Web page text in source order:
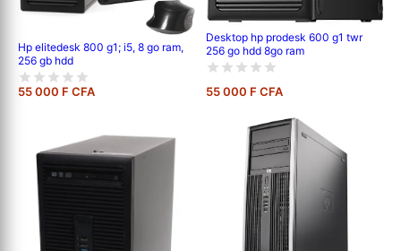
Hp elitedesk 800 g1; i5, 8 go ram,
256 gb hdd
55 000 F CFA
Desktop hp prodesk 600 g1 twr
256 go hdd 8go ram
55 000 F CFA